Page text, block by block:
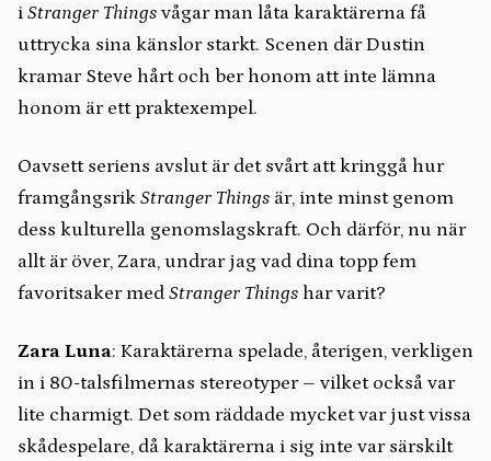
i Stranger Things vågar man låta karaktärerna få
uttrycka sina känslor starkt. Scenen där Dustin
kramar Steve hårt och ber honom att inte lämna
honom är ett praktexempel.
Oavsett seriens avslut är det svårt att kringgå hur
framgångsrik Stranger Things är, inte minst genom
dess kulturella genomslagskraft. Och därför, nu när
allt är över, Zara, undrar jag vad dina topp fem
favoritsaker med Stranger Things har varit?
Zara Luna: Karaktärerna spelade, återigen, verkligen
in i 80-talsfilmernas stereotyper – vilket också var
lite charmigt. Det som räddade mycket var just vissa
skådespelare, då karaktärerna i sig inte var särskilt